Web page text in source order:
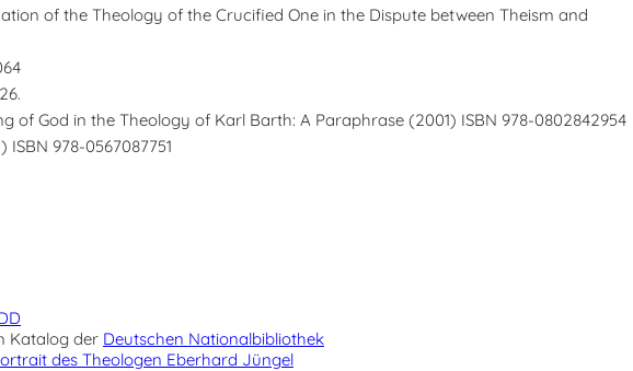
of the Theology of the Crucified One in the Dispute between Theism and
of God in the Theology of Karl Barth: A Paraphrase (2001) ISBN 978-0802842954
978-0567087751
Katalog der Deutschen Nationalbibliothek
des Theologen Eberhard Jüngel